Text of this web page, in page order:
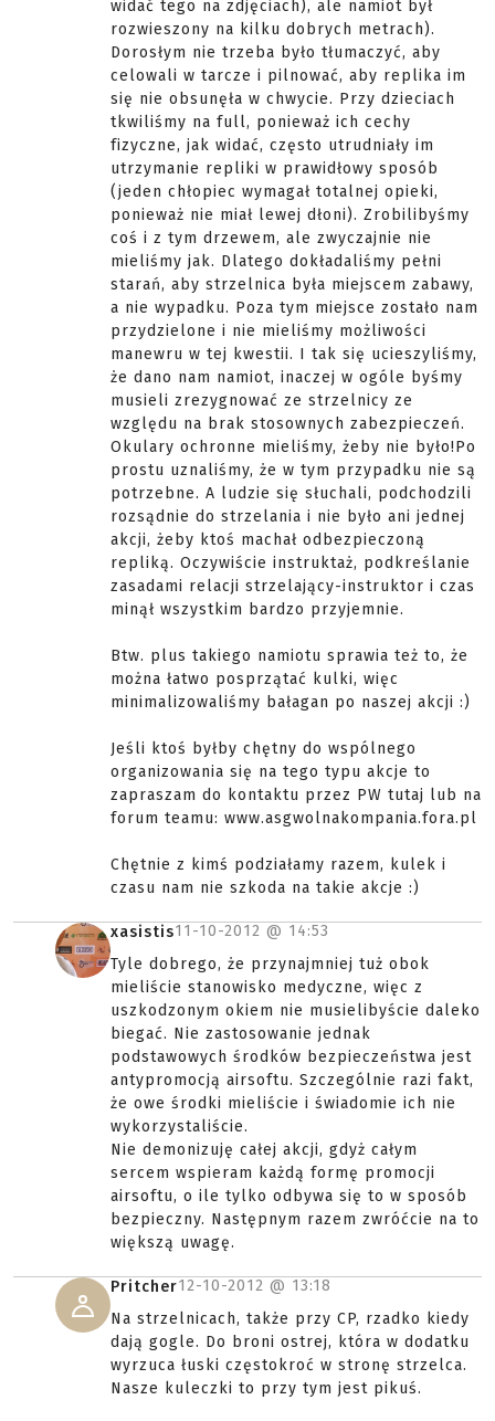
widać tego na zdjęciach), ale namiot był
rozwieszony na kilku dobrych metrach).
Dorosłym nie trzeba było tłumaczyć, aby
celowali w tarcze i pilnować, aby replika im
się nie obsunęła w chwycie. Przy dzieciach
tkwiliśmy na full, ponieważ ich cechy
fizyczne, jak widać, często utrudniały im
utrzymanie repliki w prawidłowy sposób
(jeden chłopiec wymagał totalnej opieki,
ponieważ nie miał lewej dłoni). Zrobilibyśmy
coś i z tym drzewem, ale zwyczajnie nie
mieliśmy jak. Dlatego dokładaliśmy pełni
starań, aby strzelnica była miejscem zabawy,
a nie wypadku. Poza tym miejsce zostało nam
przydzielone i nie mieliśmy możliwości
manewru w tej kwestii. I tak się ucieszyliśmy,
że dano nam namiot, inaczej w ogóle byśmy
musieli zrezygnować ze strzelnicy ze
względu na brak stosownych zabezpieczeń.
Okulary ochronne mieliśmy, żeby nie było!Po
prostu uznaliśmy, że w tym przypadku nie są
potrzebne. A ludzie się słuchali, podchodzili
rozsądnie do strzelania i nie było ani jednej
akcji, żeby ktoś machał odbezpieczoną
repliką. Oczywiście instruktaż, podkreślanie
zasadami relacji strzelający-instruktor i czas
minął wszystkim bardzo przyjemnie.
Btw. plus takiego namiotu sprawia też to, że
można łatwo posprzątać kulki, więc
minimalizowaliśmy bałagan po naszej akcji :)
Jeśli ktoś byłby chętny do wspólnego
organizowania się na tego typu akcje to
zapraszam do kontaktu przez PW tutaj lub na
forum teamu: www.asgwolnakompania.fora.pl
Chętnie z kimś podziałamy razem, kulek i
czasu nam nie szkoda na takie akcje :)
xasistis11-10-2012 @ 14:53
Tyle dobrego, że przynajmniej tuż obok
mieliście stanowisko medyczne, więc z
uszkodzonym okiem nie musielibyście daleko
biegać. Nie zastosowanie jednak
podstawowych środków bezpieczeństwa jest
antypromocją airsoftu. Szczególnie razi fakt,
że owe środki mieliście i świadomie ich nie
wykorzystaliście.
Nie demonizuję całej akcji, gdyż całym
sercem wspieram każdą formę promocji
airsoftu, o ile tylko odbywa się to w sposób
bezpieczny. Następnym razem zwróćcie na to
większą uwagę.
Pritcher12-10-2012 @ 13:18
Na strzelnicach, także przy CP, rzadko kiedy
dają gogle. Do broni ostrej, która w dodatku
wyrzuca łuski częstokroć w stronę strzelca.
Nasze kuleczki to przy tym jest pikuś.